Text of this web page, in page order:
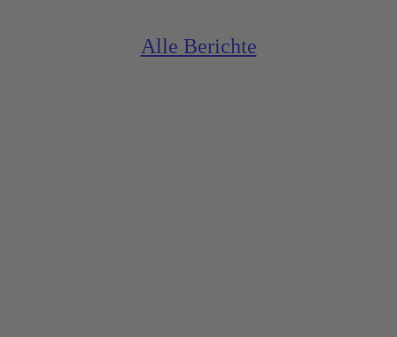
Alle Berichte